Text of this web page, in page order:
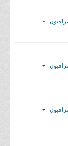
sensei
sensei